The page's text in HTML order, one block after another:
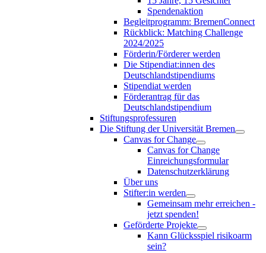
Spendenaktion
Begleitprogramm: BremenConnect
Rückblick: Matching Challenge
2024/2025
Förderin/Förderer werden
Die Stipendiat:innen des
Deutschlandstipendiums
Stipendiat werden
Förderantrag für das
Deutschlandstipendium
Stiftungsprofessuren
Die Stiftung der Universität Bremen
Canvas for Change
Canvas for Change
Einreichungsformular
Datenschutzerklärung
Über uns
Stifter:in werden
Gemeinsam mehr erreichen -
jetzt spenden!
Geförderte Projekte
Kann Glücksspiel risikoarm
sein?